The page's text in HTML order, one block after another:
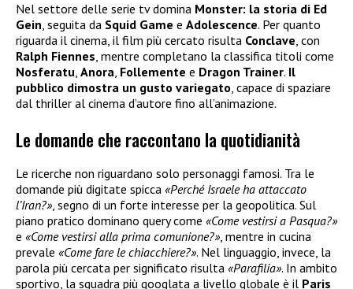
Nel settore delle serie tv domina Monster: la storia di Ed
Gein, seguita da Squid Game e Adolescence. Per quanto
riguarda il cinema, il film più cercato risulta Conclave, con
Ralph Fiennes, mentre completano la classifica titoli come
Nosferatu, Anora, Follemente e Dragon Trainer. Il
pubblico dimostra un gusto variegato, capace di spaziare
dal thriller al cinema d’autore fino all’animazione.
Le domande che raccontano la quotidianità
Le ricerche non riguardano solo personaggi famosi. Tra le
domande più digitate spicca «Perché Israele ha attaccato
l’Iran?», segno di un forte interesse per la geopolitica. Sul
piano pratico dominano query come «Come vestirsi a Pasqua?»
e «Come vestirsi alla prima comunione?», mentre in cucina
prevale «Come fare le chiacchiere?». Nel linguaggio, invece, la
parola più cercata per significato risulta «Parafilia». In ambito
sportivo, la squadra più googlata a livello globale è il Paris